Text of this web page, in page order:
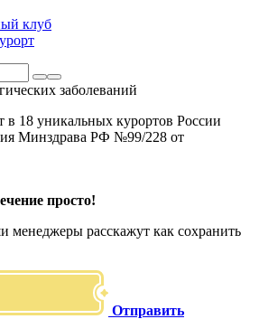
клуб
заболеваний
в 18 уникальных курортов России
Минздрава РФ №99/228 от
просто!
менеджеры расскажут как сохранить
Отправить